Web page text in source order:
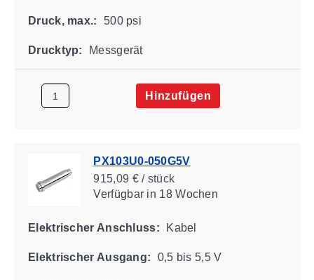
Druck, max.: 500 psi
Drucktyp: Messgerät
Hinzufügen
PX103U0-050G5V
915,09 € / stück
Verfügbarin 18 Wochen
Elektrischer Anschluss: Kabel
Elektrischer Ausgang: 0,5 bis 5,5 V